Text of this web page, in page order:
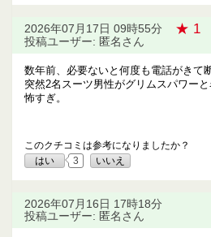
2026年07月17日 09時55分 ★ 1
投稿ユーザー: 匿名さん
数年前、必要ないと何度も電話がきて
突然2名スーツ男性がグリムスパワーと
怖すぎ。
このクチコミは参考になりましたか？
はい
3 いいえ
2026年07月16日 17時18分
投稿ユーザー: 匿名さん